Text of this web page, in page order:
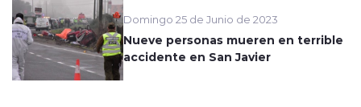
Domingo 25 de Junio de 2023
Nueve personas mueren en terrible
accidente en San Javier